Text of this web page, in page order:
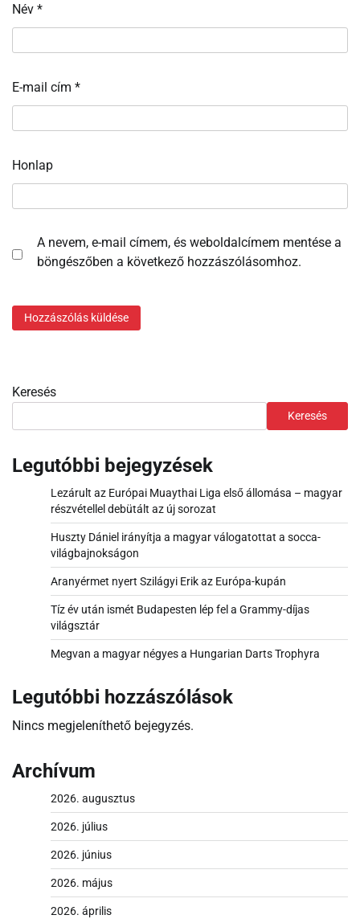
Név *
E-mail cím *
Honlap
A nevem, e-mail címem, és weboldalcímem mentése a
böngészőben a következő hozzászólásomhoz.
Keresés
Keresés
Legutóbbi bejegyzések
Lezárult az Európai Muaythai Liga első állomása – magyar
részvétellel debütált az új sorozat
Huszty Dániel irányítja a magyar válogatottat a socca-
világbajnokságon
Aranyérmet nyert Szilágyi Erik az Európa-kupán
Tíz év után ismét Budapesten lép fel a Grammy-díjas
világsztár
Megvan a magyar négyes a Hungarian Darts Trophyra
Legutóbbi hozzászólások
Nincs megjeleníthető bejegyzés.
Archívum
2026. augusztus
2026. július
2026. június
2026. május
2026. április